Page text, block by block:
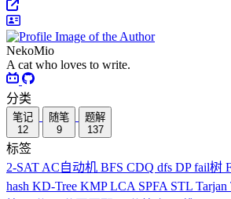
NekoMio
A cat who loves to write.
分类
笔记
12
随笔
9
题解
137
标签
2-SAT AC自动机 BFS CDQ dfs DPfail树
hash KD-Tree KMPLCA SPFA STL Tarjan